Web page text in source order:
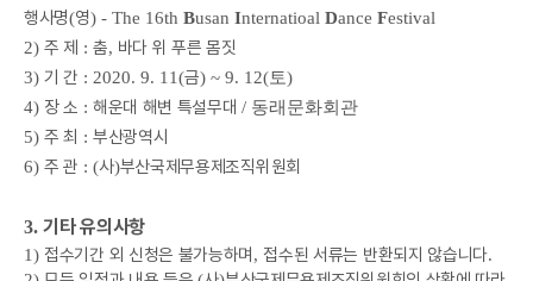
행사명(영) - The 16th Busan Internatioal Dance Festival
2) 주 제 : 춤, 바다 위 푸른 몸짓
3) 기 간 : 2020. 9. 11(금) ~ 9. 12(토)
4) 장 소 : 해운대 해변 특설무대/ 동래문화회관
5) 주 최 : 부산광역시
6) 주 관 : (사)부산국제무용제조직위원회
3. 기타 유의사항
1) 접수기간 외 신청은 불가능하며,접수된 서류는 반환되지 않습니다.